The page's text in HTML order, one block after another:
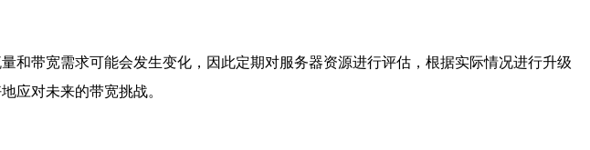
带宽需求可能会发生变化，因此定期对服务器资源进行评估，根据实际情况进行升级
应对未来的带宽挑战。